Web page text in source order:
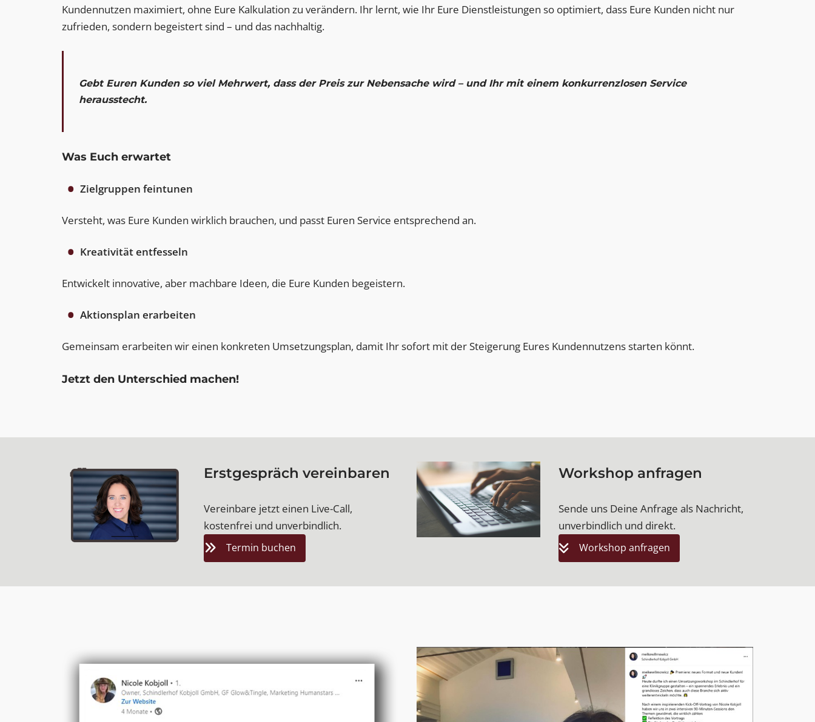
Kundennutzen maximiert, ohne Eure Kalkulation zu verändern. Ihr lernt, wie Ihr Eure Dienstleistungen so optimiert, dass Eure Kunden nicht nur
zufrieden, sondern begeistert sind – und das nachhaltig.
Gebt Euren Kunden so viel Mehrwert, dass der Preis zur Nebensache wird – und Ihr mit einem konkurrenzlosen Service
herausstecht.
Was Euch erwartet
Zielgruppen feintunen
Versteht, was Eure Kunden wirklich brauchen, und passt Euren Service entsprechend an.
Kreativität entfesseln
Entwickelt innovative, aber machbare Ideen, die Eure Kunden begeistern.
Aktionsplan erarbeiten
Gemeinsam erarbeiten wir einen konkreten Umsetzungsplan, damit Ihr sofort mit der Steigerung Eures Kundennutzens starten könnt.
Jetzt den Unterschied machen!
Erstgespräch vereinbaren
Vereinbare jetzt einen Live-Call,
kostenfrei und unverbindlich.
Termin buchen
Workshop anfragen
Sende uns Deine Anfrage als Nachricht,
unverbindlich und direkt.
Workshop anfragen